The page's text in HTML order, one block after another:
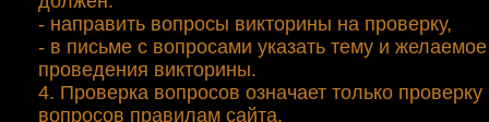
- направить вопросы викторины на проверку,
- в письме с вопросами указать тему и
проведения викторины.
4. Проверка вопросов означает только проверку
вопросов правилам сайта.